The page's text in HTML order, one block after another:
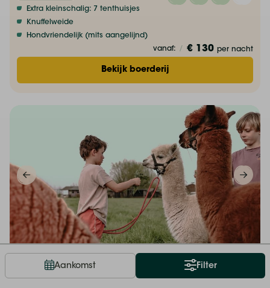
Extra kleinschalig: 7 tenthuisjes
Knuffelweide
Hondvriendelijk (mits aangelijnd)
vanaf: / € 130 per nacht
Bekijk boerderij
Hoeve de Betuwe
Dreumel, Gelderland
Aankomst Filter